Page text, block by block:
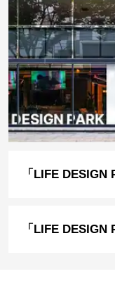
「LIFE DESIGN
「LIFE DESIGN